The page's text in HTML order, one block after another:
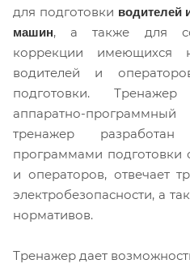
для подготовки водителей
машин, а также для
коррекции имеющихся
водителей и
подготовки.
аппаратно-
тренажер
программами подготовки
и операторов, отвечает
электробезопасности, а
нормативов.
Тренажер дает